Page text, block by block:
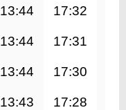
13:44 17:32
13:44 17:31
13:44 17:30
13:43 17:28